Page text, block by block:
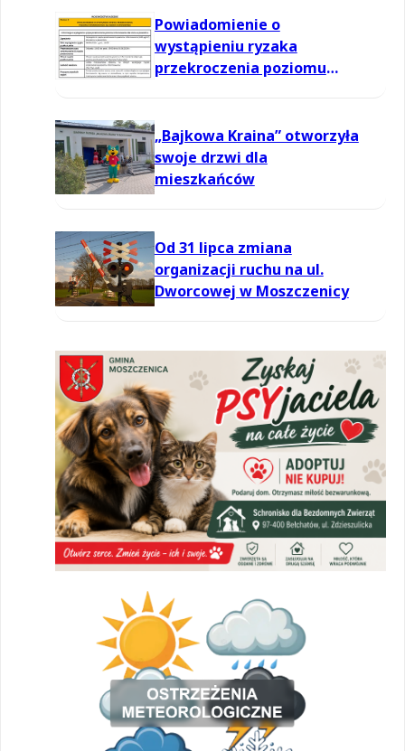
Powiadomienie o
wystąpieniu ryzaka
przekroczenia poziomu
„Bajkowa Kraina” otworzyła
swoje drzwi dla
mieszkańców
Od 31 lipca zmiana
organizacji ruchu na ul.
Dworcowej w Moszczenicy